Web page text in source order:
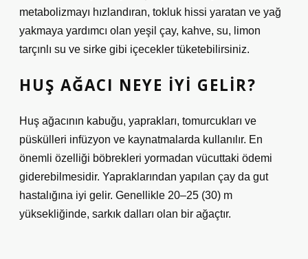
metabolizmayı hızlandıran, tokluk hissi yaratan ve yağ
yakmaya yardımcı olan yeşil çay, kahve, su, limon
tarçınlı su ve sirke gibi içecekler tüketebilirsiniz.
HUŞ AĞACI NEYE IYI GELIR?
Huş ağacının kabuğu, yaprakları, tomurcukları ve
püskülleri infüzyon ve kaynatmalarda kullanılır. En
önemli özelliği böbrekleri yormadan vücuttaki ödemi
giderebilmesidir. Yapraklarından yapılan çay da gut
hastalığına iyi gelir. Genellikle 20–25 (30) m
yüksekliğinde, sarkık dalları olan bir ağaçtır.